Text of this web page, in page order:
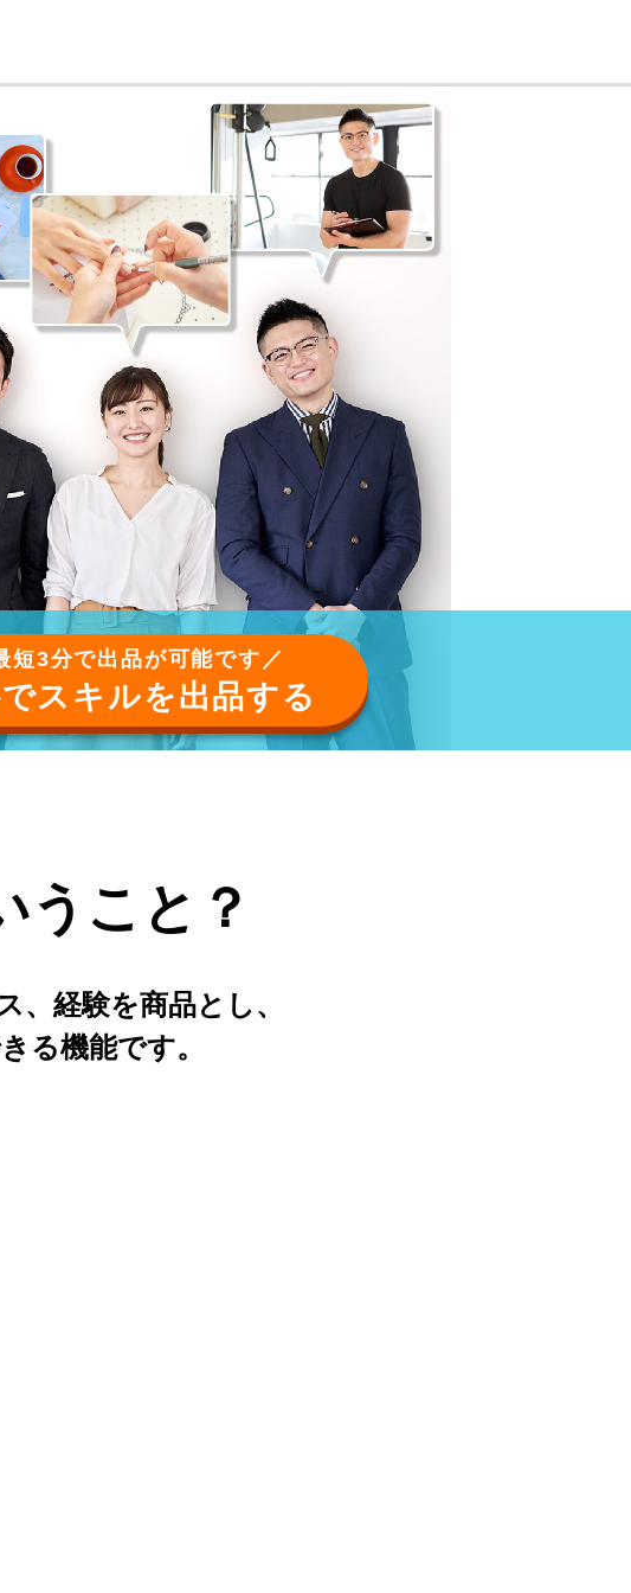
短3分で出品が可能です／
スキルを出品する
うこと？
、経験を商品とし、
る機能です。